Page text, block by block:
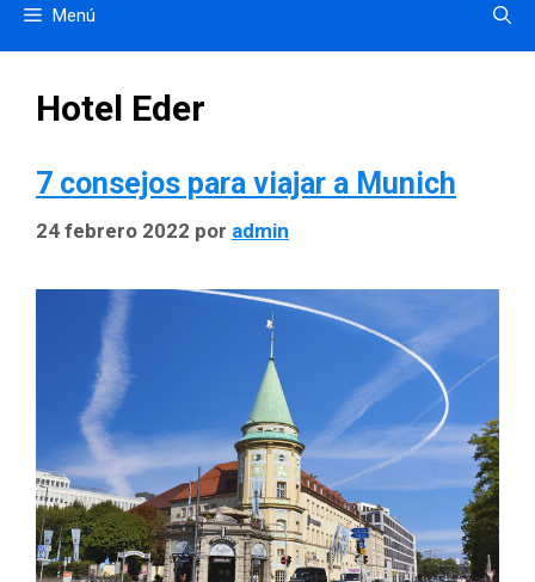
Menú
Hotel Eder
7 consejos para viajar a Munich
24 febrero 2022 por admin